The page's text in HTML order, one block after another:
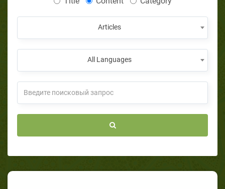
Articles
All Languages